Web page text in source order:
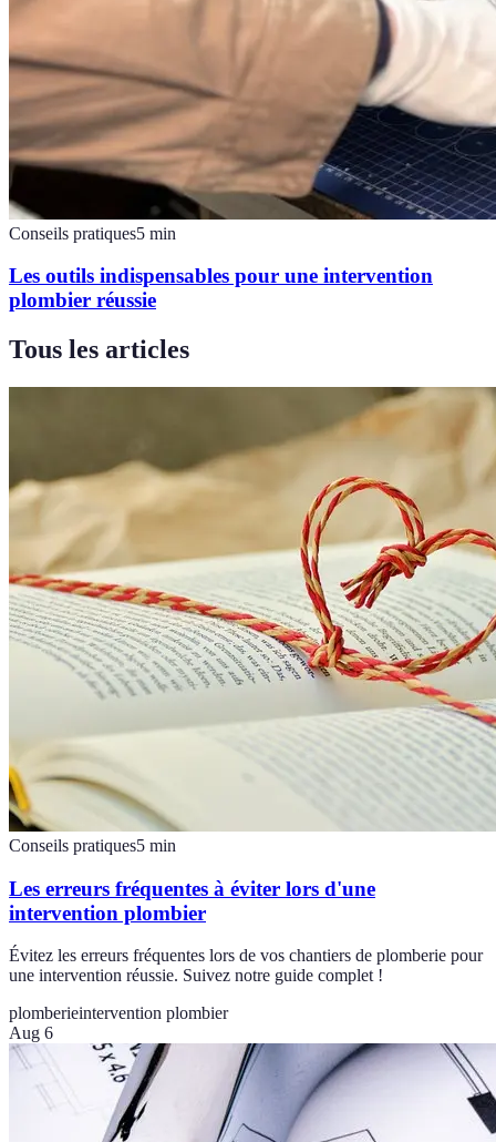
Conseils pratiques5 min
Les outils indispensables pour une intervention
plombier réussie
Tous les articles
Conseils pratiques5 min
Les erreurs fréquentes à éviter lors d'une
intervention plombier
Évitez les erreurs fréquentes lors de vos chantiers de plomberie pour
une intervention réussie. Suivez notre guide complet !
plomberieintervention plombier
Aug 6